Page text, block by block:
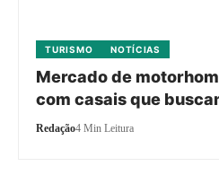
TURISMO NOTÍCIAS
Mercado de
com casais que
Redação4 Min Leitura